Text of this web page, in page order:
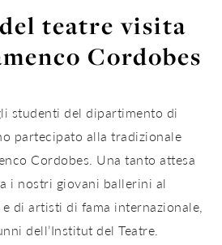
teatre visita
Cordobes
studenti del dipartimento di
partecipato alla tradizionale
Cordobes. Una tanto attesa
i nostri giovani ballerini al
di artisti di fama internazionale,
dell’Institut del Teatre.